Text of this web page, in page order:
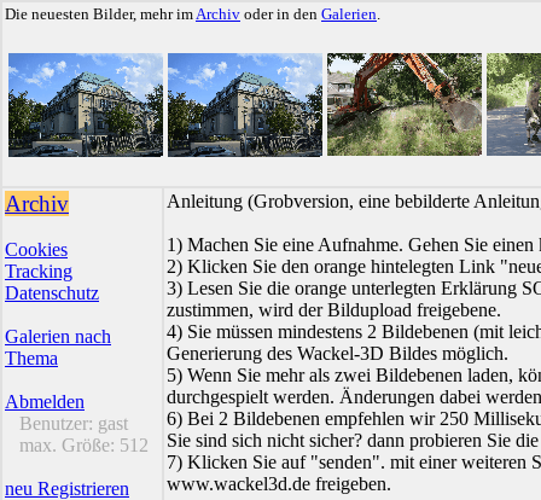
Die neuesten Bilder, mehr imArchiv oder in den Galerien.
Archiv
Cookies
Tracking
Datenschutz
Galerien nach
Thema
Abmelden
Benutzer: gast
max. Größe: 512
neu Registrieren
Anleitung (Grobversion, eine bebilderte
1) Machen Sie eine Aufnahme. Gehen Sie
2) Klicken Sie den orange hintelegten Link
3) Lesen Sie die orange unterlegten Erklärung
zustimmen, wird der Bildupload freigebene.
4) Sie müssen mindestens 2 Bildebenen (mit
Generierung des Wackel-3D Bildes möglich.
5) Wenn Sie mehr als zwei Bildebenen laden,
durchgespielt werden. Änderungen dabei
6) Bei 2 Bildebenen empfehlen wir 250
Sie sind sich nicht sicher? dann probieren Sie
7) Klicken Sie auf "senden". mit einer weiteren
www.wackel3d.de freigeben.